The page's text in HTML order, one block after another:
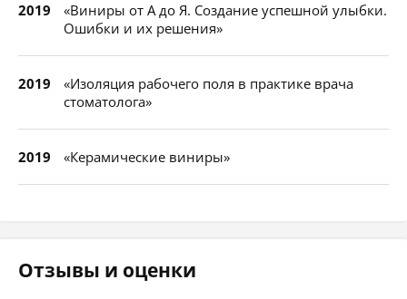
2019
«Виниры от А до Я. Создание успешной улыбки.
Ошибки и их решения»
2019
«Изоляция рабочего поля в практике врача
стоматолога»
2019 «Керамические виниры»
Отзывы и оценки